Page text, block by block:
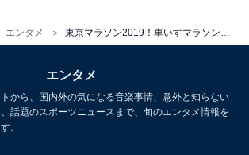
エンタメ
時間28分17秒
時間43分00秒
ルリン、シカゴ、ニューヨークで優勝
エンタメ
から、国内外の気になる音楽事情、意外と知らない
話題のスポーツニュースまで、旬のエンタメ情報を
。